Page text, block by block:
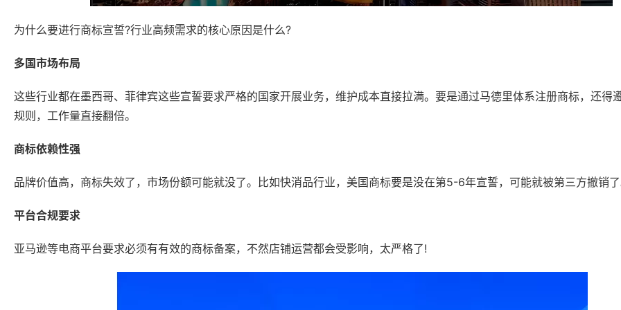
为什么要进行商标宣誓?行业高频需求的核心原因是什么?
多国市场布局
这些行业都在墨西哥、菲律宾这些宣誓要求严格的国家开展业务，维护成本直接拉满。要是通过马德里体系注册商标，还得
规则，工作量直接翻倍。
商标依赖性强
品牌价值高，商标失效了，市场份额可能就没了。比如快消品行业，美国商标要是没在第5-6年宣誓，可能就被第三方撤销了
平台合规要求
亚马逊等电商平台要求必须有有效的商标备案，不然店铺运营都会受影响，太严格了!